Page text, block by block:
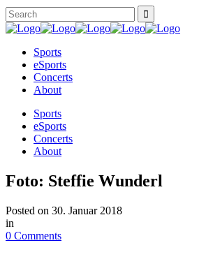
Sports
eSports
Concerts
About
Sports
eSports
Concerts
About
Foto: Steffie Wunderl
Posted on 30. Januar 2018
in
0 Comments